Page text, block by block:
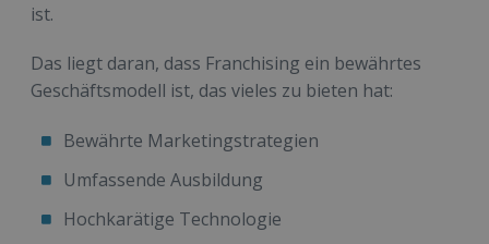
ist.
Das liegt daran, dass Franchising ein bewährtes
Geschäftsmodell ist, das vieles zu bieten hat:
Bewährte Marketingstrategien
Umfassende Ausbildung
Hochkarätige Technologie